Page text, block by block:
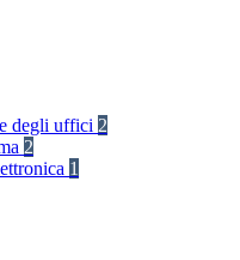
degli uffici 2
2
1